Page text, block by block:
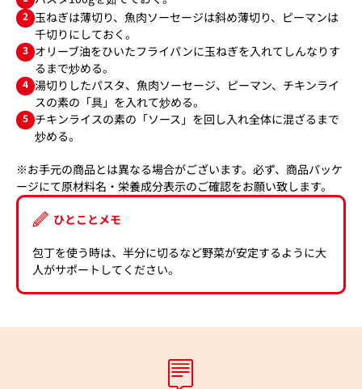
2 玉ねぎは薄切り、魚肉ソーセージは斜め薄切り、ピーマンは
千切りにしておく。
3 オリーブ油をひいたフライパンに玉ねぎを入れてしんなりす
るまで炒める。
4 湯切りしたパスタ、魚肉ソーセージ、ピーマン、チキンライ
スの素の「具」を入れて炒める。
5 チキンライスの素の「ソース」を回し入れ全体に混ざるまで
炒める。
※お手元の商品とは異なる場合がございます。必ず、商品パッケ
ージにて原材料名・栄養成分表示のご確認をお願い致します。
ひとことメモ
包丁を使う時は、半分に切るなど野菜が安定するように大
人がサポートしてください。